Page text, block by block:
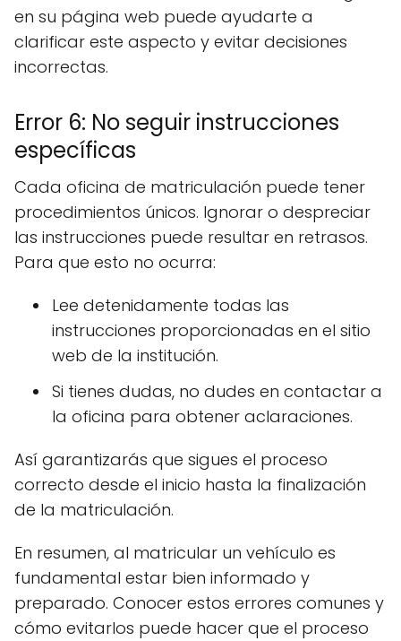
en su página web puede ayudarte a
clarificar este aspecto y evitar decisiones
incorrectas.
Error 6: No seguir instrucciones
específicas
Cada oficina de matriculación puede tener
procedimientos únicos. Ignorar o despreciar
las instrucciones puede resultar en retrasos.
Para que esto no ocurra:
Lee detenidamente todas las
instrucciones proporcionadas en el sitio
web de la institución.
Si tienes dudas, no dudes en contactar a
la oficina para obtener aclaraciones.
Así garantizarás que sigues el proceso
correcto desde el inicio hasta la finalización
de la matriculación.
En resumen, al matricular un vehículo es
fundamental estar bien informado y
preparado. Conocer estos errores comunes y
cómo evitarlos puede hacer que el proceso